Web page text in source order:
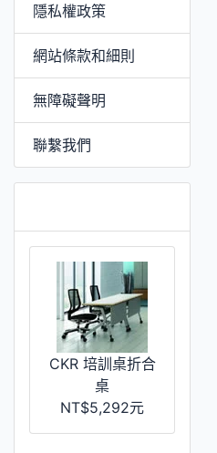
隱私權政策
網站條款和細則
無障礙聲明
聯繫我們
CKR 培訓桌折合
桌
NT$5,292元